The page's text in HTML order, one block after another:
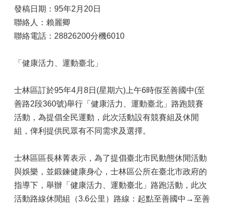
發稿日期：95年2月20日
聯絡人：賴麗卿
聯絡電話：28826200分機6010
「健康活力、運動臺北」
士林區訂於95年4月8日(星期六)上午6時假至善國中(至
善路2段360號)舉行「健康活力、運動臺北」路跑競賽
活動，為提倡全民運動，此次活動設有競賽組及休閒
組，俾利提供民眾有不同需求及選擇。
士林區區長林菁表示，為了提倡臺北市民動態休閒活動
與娛樂，並鍛鍊健康身心，士林區公所在臺北市政府的
指導下，舉辦「健康活力、運動臺北」路跑活動，此次
活動路線休閒組（3.6公里）路線：起點至善國中→至善